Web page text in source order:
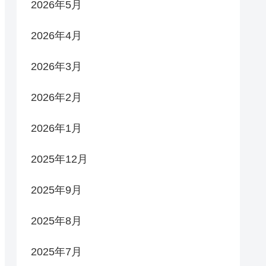
2026年5月
2026年4月
2026年3月
2026年2月
2026年1月
2025年12月
2025年9月
2025年8月
2025年7月